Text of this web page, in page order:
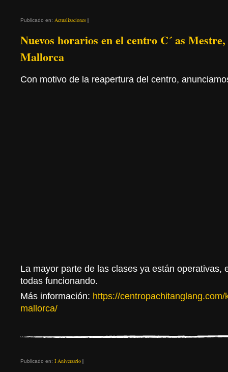
Publicado en: Actualizaciones |
Nuevos horarios en el centro C´ as
Mallorca
Con motivo de la reapertura del centro,
La mayor parte de las clases ya están operativas,
todas funcionando.
Más información: https://
mallorca/
Publicado en: I Aniversario |